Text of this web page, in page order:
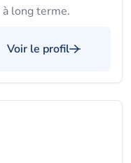
long terme.
Voir le profil